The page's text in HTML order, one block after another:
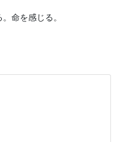
命を感じる。